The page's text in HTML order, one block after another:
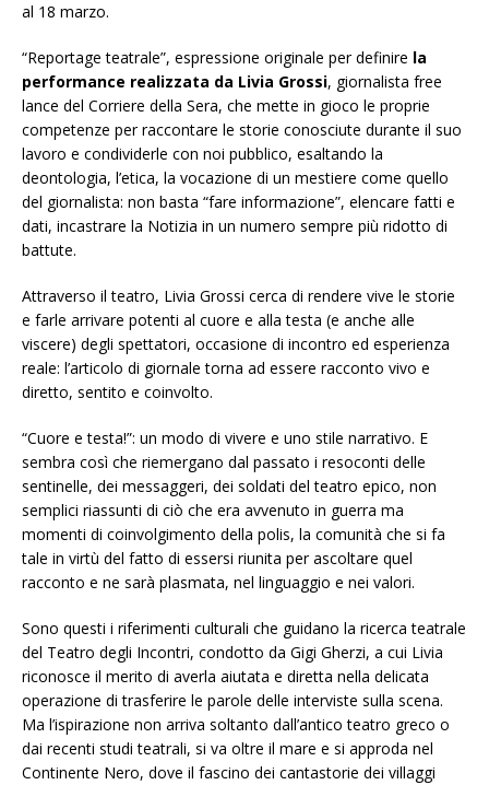
al 18 marzo.
“Reportage teatrale”, espressione originale per definire la
performance realizzata da Livia Grossi, giornalista free
lance del Corriere della Sera, che mette in gioco le proprie
competenze per raccontare le storie conosciute durante il suo
lavoro e condividerle con noi pubblico, esaltando la
deontologia, l’etica, la vocazione di un mestiere come quello
del giornalista: non basta “fare informazione”, elencare fatti e
dati, incastrare la Notizia in un numero sempre più ridotto di
battute.
Attraverso il teatro, Livia Grossi cerca di rendere vive le storie
e farle arrivare potenti al cuore e alla testa (e anche alle
viscere) degli spettatori, occasione di incontro ed esperienza
reale: l’articolo di giornale torna ad essere racconto vivo e
diretto, sentito e coinvolto.
“Cuore e testa!”: un modo di vivere e uno stile narrativo. E
sembra così che riemergano dal passato i resoconti delle
sentinelle, dei messaggeri, dei soldati del teatro epico, non
semplici riassunti di ciò che era avvenuto in guerra ma
momenti di coinvolgimento della polis, la comunità che si fa
tale in virtù del fatto di essersi riunita per ascoltare quel
racconto e ne sarà plasmata, nel linguaggio e nei valori.
Sono questi i riferimenti culturali che guidano la ricerca teatrale
del Teatro degli Incontri, condotto da Gigi Gherzi, a cui Livia
riconosce il merito di averla aiutata e diretta nella delicata
operazione di trasferire le parole delle interviste sulla scena.
Ma l’ispirazione non arriva soltanto dall’antico teatro greco o
dai recenti studi teatrali, si va oltre il mare e si approda nel
Continente Nero, dove il fascino dei cantastorie dei villaggi